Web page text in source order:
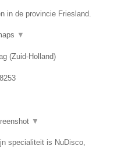
in de provincie Friesland.
▼
(Zuid-Holland)
▼
specialiteit is NuDisco,